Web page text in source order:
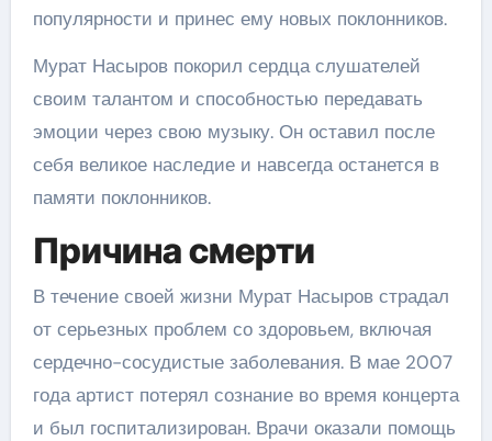
популярности и принес ему новых поклонников.
Мурат Насыров покорил сердца слушателей
своим талантом и способностью передавать
эмоции через свою музыку. Он оставил после
себя великое наследие и навсегда останется в
памяти поклонников.
Причина смерти
В течение своей жизни Мурат Насыров страдал
от серьезных проблем со здоровьем, включая
сердечно-сосудистые заболевания. В мае 2007
года артист потерял сознание во время концерта
и был госпитализирован. Врачи оказали помощь